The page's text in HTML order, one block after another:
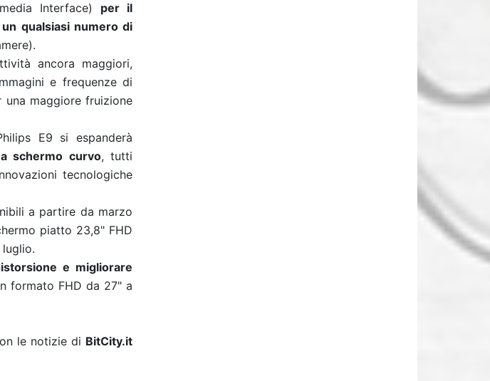
Interface) per il
qualsiasi numero di
ancora maggiori,
e frequenze di
maggiore fruizione
E9 si espanderà
schermo curvo, tutti
tecnologiche
a partire da marzo
piatto 23,8" FHD
e migliorare
formato FHD da 27" a
le notizie di BitCity.it